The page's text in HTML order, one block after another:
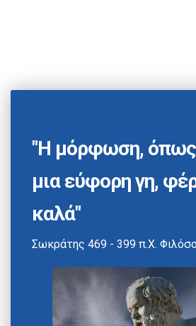
"Η μόρφωση,
μια εύφορη γη,
καλά"
Σωκράτης 469 - 399 π.Χ.